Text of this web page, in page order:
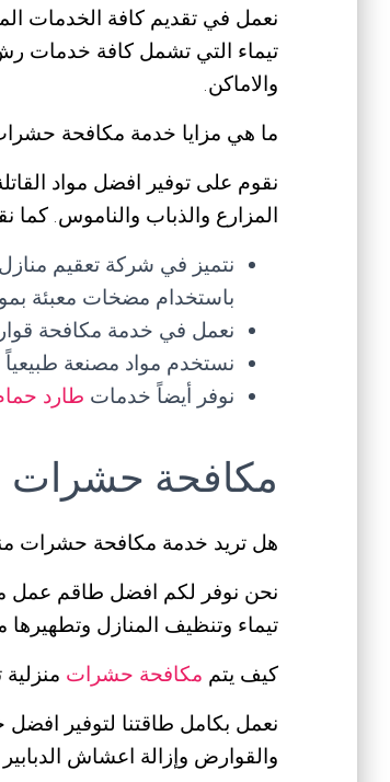
نعمل في تقديم كافة الخدمات
تيماء التي تشمل كافة خدمات رش
والاماكن.
ما هي مزايا خدمة مكافحة
نقوم على توفير افضل مواد
المزارع والذباب والناموس. كما
نتميز في شركة تعقيم
باستخدام مضخات معبئة
نعمل في خدمة مكافحة
نستخدم مواد مصنعة طبيعياً
نوفر أيضاً خدمات طارد
مكافحة حشرات
هل تريد خدمة مكافحة حشرات
نحن نوفر لكم افضل طاقم عمل
تيماء وتنظيف المنازل
كيف يتم مكافحة حشرات منزلية
نعمل بكامل طاقتنا لتوفير
والقوارض وإزالة اعشاش